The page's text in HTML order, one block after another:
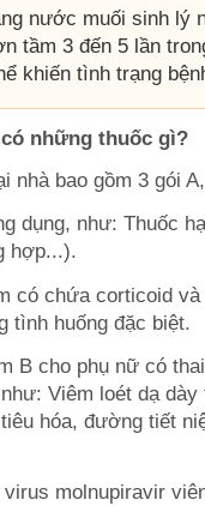
nước muối sinh lý
tầm 3 đến 5 lần
khiến tình trạng
những thuốc gì?
nhà bao gồm 3 gói
dụng, như: Thuốc
hợp...).
có chứa corticoid
tình huống đặc biệt.
B cho phụ nữ có
Viêm loét dạ
hóa, đường tiết
molnupiravir